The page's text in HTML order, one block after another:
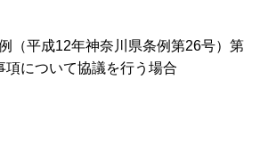
（平成12年神奈川県条例第26号）第
項について協議を行う場合